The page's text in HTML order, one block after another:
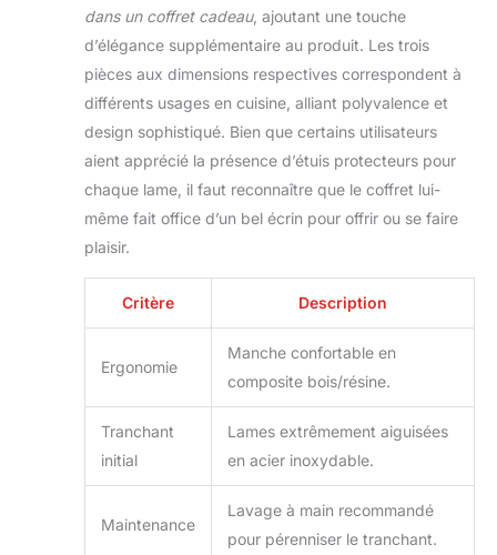
couteau de cuisine
utilitaire de 15 cm
adapté pour hacher,
trancher et couper
en dés polyvalents ;
et un couteau
d'office de 9,5 cm
parfait pour
éplucher, découper
et trancher les
couteau de chef
professionnel
présente un design
qui combine
l'esthétique
traditionnelle avec
modernes. La
de texture élégant
sur la surface de la
dans un coffret cadeau, ajoutant une touche
d’élégance supplémentaire au produit. Les trois
pièces aux dimensions respectives correspondent à
différents usages en cuisine, alliant polyvalence et
design sophistiqué. Bien que certains utilisateurs
aient apprécié la présence d’étuis protecteurs pour
chaque lame, il faut reconnaître que le coffret lui-
même fait office d’un bel écrin pour offrir ou se faire
plaisir.
Critère Description
Ergonomie
Manche confortable en
composite bois/résine.
Tranchant
initial
Lames extrêmement aiguisées
en acier inoxydable.
Maintenance
Lavage à main recommandé
pour pérenniser le tranchant.